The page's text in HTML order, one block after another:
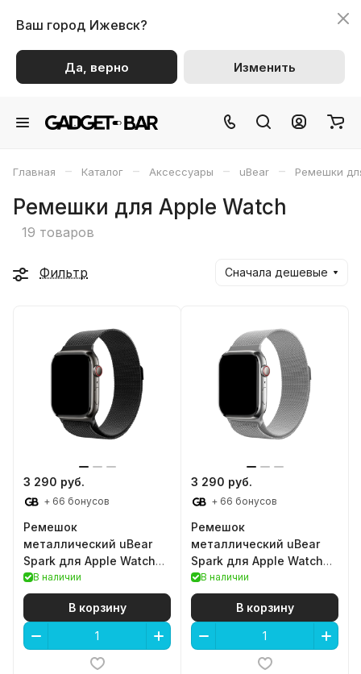
Ваш город Ижевск?
Да, верно Изменить
Главная – Каталог – Аксессуары – uBear – Ремешки
Ремешки для Apple Watch
19 товаров
Фильтр Сначала дешевые
3 290 руб.
+ 66 бонусов
Ремешок
металлический uBear
Spark для Apple Watch
44/45/46/49mm (M/L,
Black)
В наличии
В корзину
3 290 руб.
+ 66 бонусов
Ремешок
металлический uBear
Spark для Apple Watch
44/45/46/49mm (M/L,
Silver)
В наличии
В корзину